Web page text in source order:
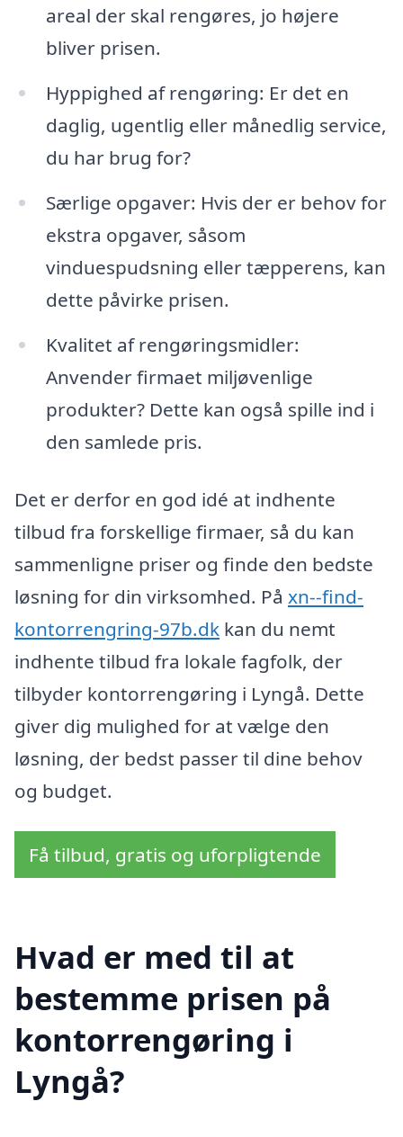
areal der skal rengøres, jo højere
bliver prisen.
Hyppighed af rengøring: Er det en
daglig, ugentlig eller månedlig service,
du har brug for?
Særlige opgaver: Hvis der er behov for
ekstra opgaver, såsom
vinduespudsning eller tæpperens, kan
dette påvirke prisen.
Kvalitet af rengøringsmidler:
Anvender firmaet miljøvenlige
produkter? Dette kan også spille ind i
den samlede pris.
Det er derfor en god idé at indhente
tilbud fra forskellige firmaer, så du kan
sammenligne priser og finde den bedste
løsning for din virksomhed. På xn--find-
kontorrengring-97b.dk kan du nemt
indhente tilbud fra lokale fagfolk, der
tilbyder kontorrengøring i Lyngå. Dette
giver dig mulighed for at vælge den
løsning, der bedst passer til dine behov
og budget.
Få tilbud, gratis og uforpligtende
Hvad er med til at
bestemme prisen på
kontorrengøring i
Lyngå?